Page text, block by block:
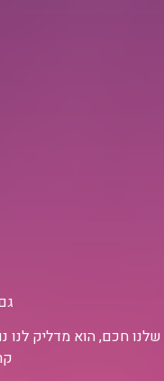
שלנו חכם, הוא מדליק לנו